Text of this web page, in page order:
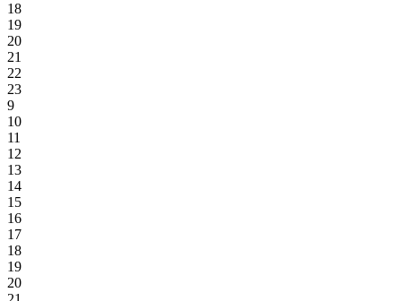
18
19
20
21
22
23
9
10
11
12
13
14
15
16
17
18
19
20